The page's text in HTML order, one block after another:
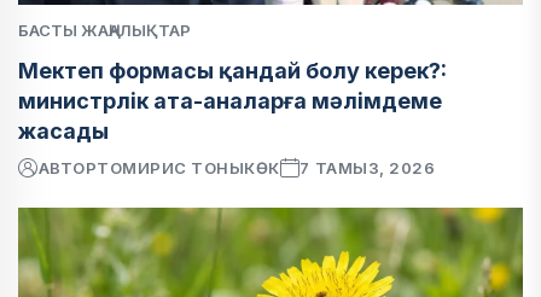
БАСТЫ ЖАҢАЛЫҚТАР
Мектеп формасы қандай болу керек?:
министрлік ата-аналарға мәлімдеме
жасады
АВТОРТОМИРИС ТОНЫКӨК 7 ТАМЫЗ, 2026